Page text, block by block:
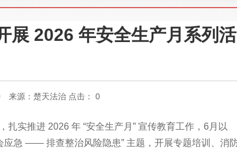
展 2026 年安全生产月系列活
来源：楚天法治 点击： 0
实推进 2026 年 “安全生产月” 宣传教育工作，6月以
应急 —— 排查整治风险隐患” 主题，开展专题培训、消